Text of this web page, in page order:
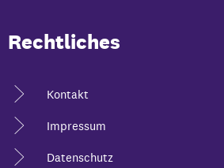
Rechtliches
Kontakt
Impressum
Datenschutz